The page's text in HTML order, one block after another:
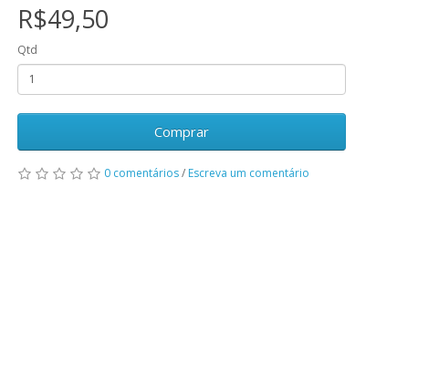
R$49,50
Qtd
Comprar
0 comentários/ Escreva um comentário